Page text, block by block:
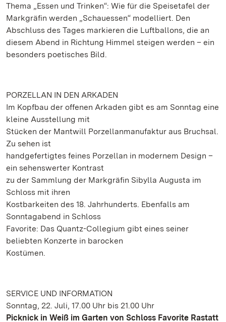
Thema „Essen und Trinken“: Wie für die Speisetafel der
Markgräfin werden „Schauessen“ modelliert. Den
Abschluss des Tages markieren die Luftballons, die an
diesem Abend in Richtung Himmel steigen werden – ein
besonders poetisches Bild.
PORZELLAN IN DEN ARKADEN
Im Kopfbau der offenen Arkaden gibt es am Sonntag eine
kleine Ausstellung mit
Stücken der Mantwill Porzellanmanufaktur aus Bruchsal.
Zu sehen ist
handgefertigtes feines Porzellan in modernem Design –
ein sehenswerter Kontrast
zu der Sammlung der Markgräfin Sibylla Augusta im
Schloss mit ihren
Kostbarkeiten des 18. Jahrhunderts. Ebenfalls am
Sonntagabend in Schloss
Favorite: Das Quantz-Collegium gibt eines seiner
beliebten Konzerte in barocken
Kostümen.
SERVICE UND INFORMATION
Sonntag, 22. Juli, 17.00 Uhr bis 21.00 Uhr
Picknick in Weiß im Garten von Schloss Favorite Rastatt